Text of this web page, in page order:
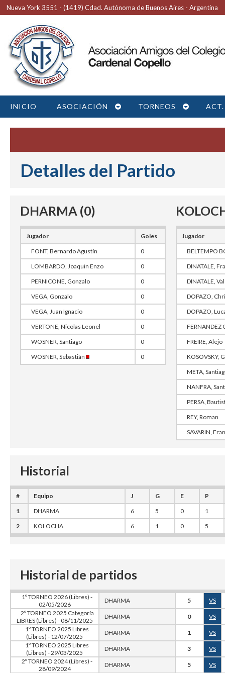
Nueva York 3551 - (1419) Cdad. Autónoma de Buenos Aires - Argentina
INICIO ASOCIACIÓN TORNEOS
Detalles del Partido
DHARMA (0)
Jugador
Goles
FONT, Bernardo Agustín
0
LOMBARDO, Joaquin Enzo
0
PERNICONE, Gonzalo
0
VEGA, Gonzalo
0
VEGA, Juan Ignacio
0
VERTONE, Nicolas Leonel
0
WOSNER, Santiago
0
WOSNER, Sebastián
0
Jugador
BELTEMPO
DINATALE,
DINATALE,
DOPAZO,
DOPAZO,
FERNANDEZ
FREIRE, Alejo
KOSOVSKY,
META,
NANFRA,
PERSA,
REY, Roman
SAVARIN,
Historial
# Equipo J G E
P
1
DHARMA 6 5 0
1
2
KOLOCHA 6 1 0 5
Historial de partidos
1º TORNEO 2026 (Libres) -
02/05/2026
DHARMA 5
VS
2º TORNEO 2025 Categoría
LIBRES (Libres) - 08/11/2025
DHARMA 0
VS
1º TORNEO 2025 Libres
(Libres) - 12/07/2025
DHARMA 1
VS
1º TORNEO 2025 Libres
(Libres) - 29/03/2025
DHARMA 3
VS
2º TORNEO 2024 (Libres) -
28/09/2024
DHARMA 5
VS